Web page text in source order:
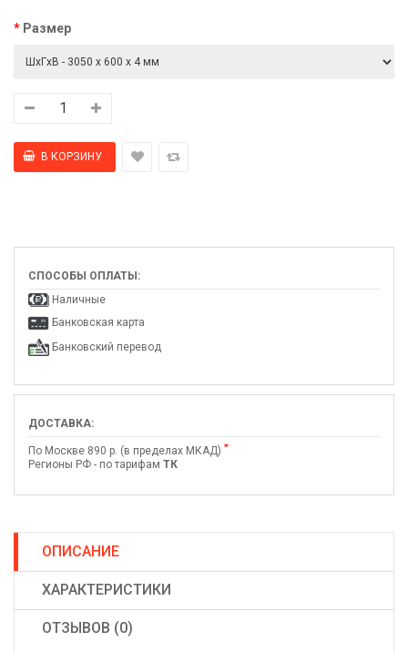
Размер
СПОСОБЫ ОПЛАТЫ:
Наличные
Банковская карта
Банковский перевод
ДОСТАВКА:
По Москве 890 р. (в пределах МКАД) *
Регионы РФ - по тарифам ТК
ОПИСАНИЕ
ХАРАКТЕРИСТИКИ
ОТЗЫВОВ (0)